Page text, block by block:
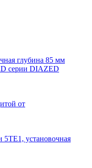
глубина 85 мм
серии DIAZED
от
установочная